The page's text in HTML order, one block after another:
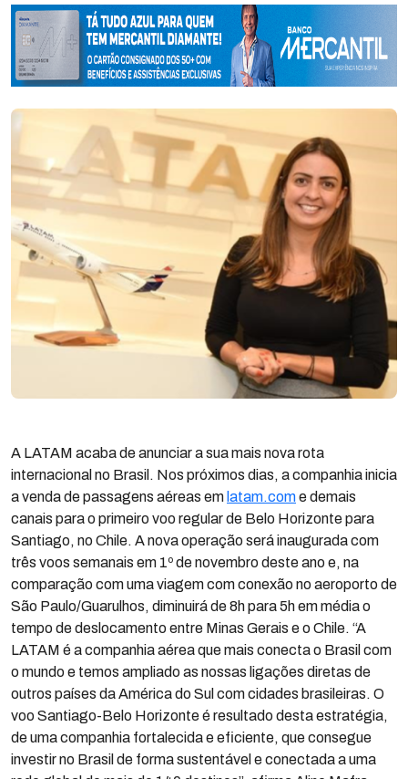
A LATAM acaba de anunciar a sua mais nova rota
internacional no Brasil. Nos próximos dias, a companhia inicia
a venda de passagens aéreas em latam.come demais
canais para o primeiro voo regular de Belo Horizonte para
Santiago, no Chile. A nova operação será inaugurada com
três voos semanais em 1º de novembro deste ano e, na
comparação com uma viagem com conexão no aeroporto de
São Paulo/Guarulhos, diminuirá de 8h para 5h em média o
tempo de deslocamento entre Minas Gerais e o Chile. “A
LATAM é a companhia aérea que mais conecta o Brasil com
o mundo e temos ampliado as nossas ligações diretas de
outros países da América do Sul com cidades brasileiras. O
voo Santiago-Belo Horizonte é resultado desta estratégia,
de uma companhia fortalecida e eficiente, que consegue
investir no Brasil de forma sustentável e conectada a uma